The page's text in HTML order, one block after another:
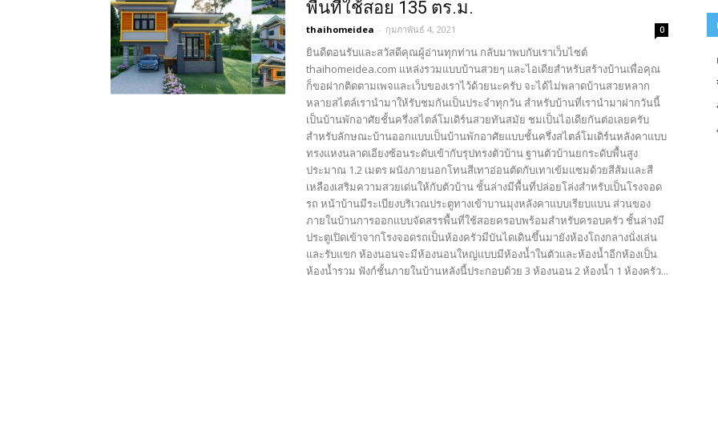
พื้นที่ใช้สอย 135 ตร.ม.
thaihomeidea - กุมภาพันธ์ 4, 2021 0
ยินดีตอนรับและสวัสดีคุณผู้อ่านทุกท่าน กลับมาพบกับเราเว็บไซต์
thaihomeidea.com แหล่งรวมแบบบ้านสวยๆ และไอเดียสำหรับสร้างบ้านเพื่อคุณ
ก็ขอฝากติดตามเพจและเว็บของเราไว้ด้วยนะครับ จะได้ไม่พลาดบ้านสวยหลาก
หลายสไตล์เรานำมาให้รับชมกันเป็นประจำทุกวัน สำหรับบ้านที่เรานำมาฝากวันนี้
เป็นบ้านพักอาศัยชั้นครึ่งสไตล์โมเดิร์นสวยทันสมัย ชมเป็นไอเดียกันต่อเลยครับ
สำหรับลักษณะบ้านออกแบบเป็นบ้านพักอาศัยแบบชั้นครึ่งสไตล์โมเดิร์นหลังคาแบบ
ทรงแหงนลาดเอียงซ้อนระดับเข้ากับรุปทรงตัวบ้าน ฐานตัวบ้านยกระดับพื้นสูง
ประมาณ 1.2 เมตร ผนังภายนอกโทนสีเทาอ่อนตัดกับเทาเข้มแซมด้วยสีส้มและสี
เหลืองเสริมความสวยเด่นให้กับตัวบ้าน ชั้นล่างมีพื้นที่ปล่อยโล่งสำหรับเป็นโรงจอด
รถ หน้าบ้านมีระเบียงบริเวณประตูทางเข้าบานมุงหลังคาแบบเรียบแบน ส่วนของ
ภายในบ้านการออกแบบจัดสรรพื้นที่ใช้สอยครอบพร้อมสำหรับครอบครัว ชั้นล่างมี
ประตูเปิดเข้าจากโรงจอดรถเป็นห้องครัวมีบันไดเดินขึ้นมายังห้องโถงกลางนั่งเล่น
และรับแขก ห้องนอนจะมีห้องนอนใหญ่แบบมีห้องน้ำในตัวและห้องน้ำอีกห้องเป็น
ห้องน้ำรวม ฟังก์ชั้นภายในบ้านหลังนี้ประกอบด้วย 3 ห้องนอน 2 ห้องน้ำ 1 ห้องครัว...